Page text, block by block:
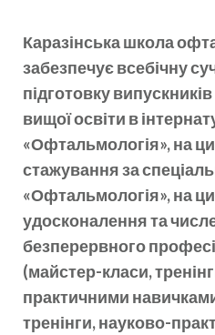
Каразінська школа
забезпечує всебічну
підготовку
вищої освіти в
«Офтальмологія», на
стажування за
«Офтальмологія», на
удосконалення та
безперервного
(майстер-класи,
практичними
тренінги, науково-